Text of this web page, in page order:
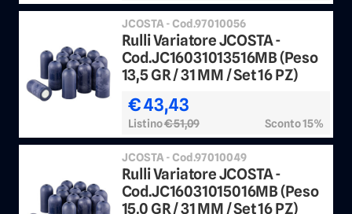
JCOSTA - Cod.97010056
Rulli Variatore JCOSTA -
Cod.JC16031013516MB (Peso
13,5 GR / 31 MM / Set 16 PZ)
€ 43,43
Listino€ 51,09 Sconto 15%
JCOSTA - Cod.97010049
Rulli Variatore JCOSTA -
Cod.JC16031015016MB (Peso
15,0 GR / 31 MM / Set 16 PZ)